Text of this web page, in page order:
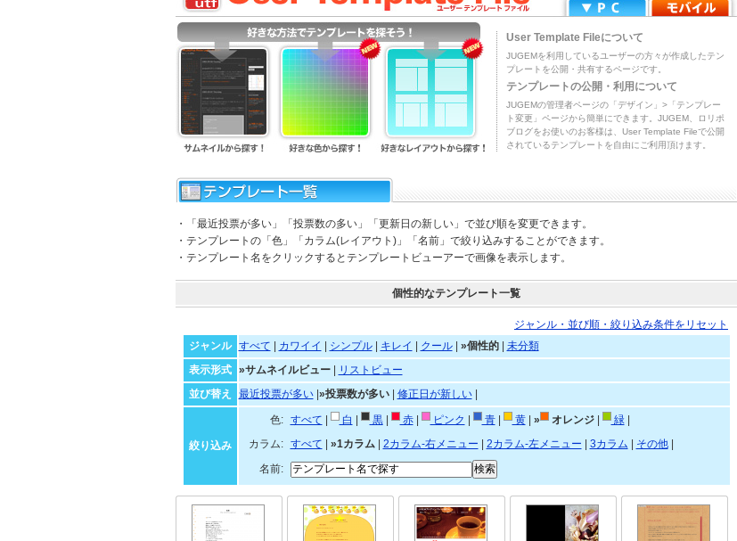
User Template Fileについて
JUGEMを利用しているユーザーの方々が作成したテン
プレートを公開・共有するページです。
テンプレートの公開・利用について
JUGEMの管理者ページの「デザイン」>「テンプレー
ト変更」ページから簡単にできます。JUGEM、ロリポ
ブログをお使いのお客様は、User Template Fileで公開
されているテンプレートを自由にご利用頂けます。
・「最近投票が多い」「投票数の多い」「更新日の新しい」で並び順を変更できます。
・テンプレートの「色」「カラム(レイアウト)」「名前」で絞り込みすることができます。
・テンプレート名をクリックするとテンプレートビューアーで画像を表示します。
個性的なテンプレート一覧
ジャンル・並び順・絞り込み条件をリセット
ジャンル
すべて カワイイ シンプル| キレイ クール| »個性的| 未分類
表示形式
»サムネイルビュー|
リストビュー
並び替え
最近投票が多い| »投票数が多い| 修正日が新しい|
絞り込み
色: すべて 白 黒| 赤| ピンク 青| 黄| » オレンジ| 緑|
カラム:
すべて »1カラム| 2カラム-右メニュー 2カラム-左メニュー 3カラム その他|
名前: